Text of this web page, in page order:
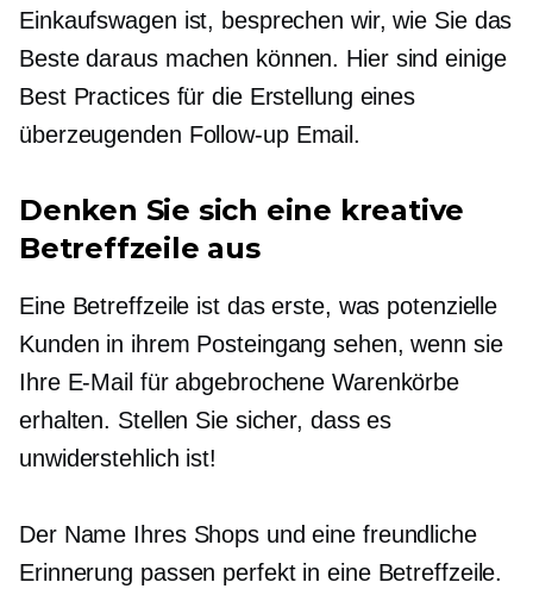
Einkaufswagen ist, besprechen wir, wie Sie das
Beste daraus machen können. Hier sind einige
Best Practices für die Erstellung eines
überzeugenden Follow-upEmail.
Denken Sie sich eine kreative
Betreffzeile aus
Eine Betreffzeile ist das erste, was potenzielle
Kunden in ihrem Posteingang sehen, wenn sie
Ihre E-Mail für abgebrochene Warenkörbe
erhalten. Stellen Sie sicher, dass es
unwiderstehlich ist!
Der Name Ihres Shops und eine freundliche
Erinnerung passen perfekt in eine Betreffzeile.